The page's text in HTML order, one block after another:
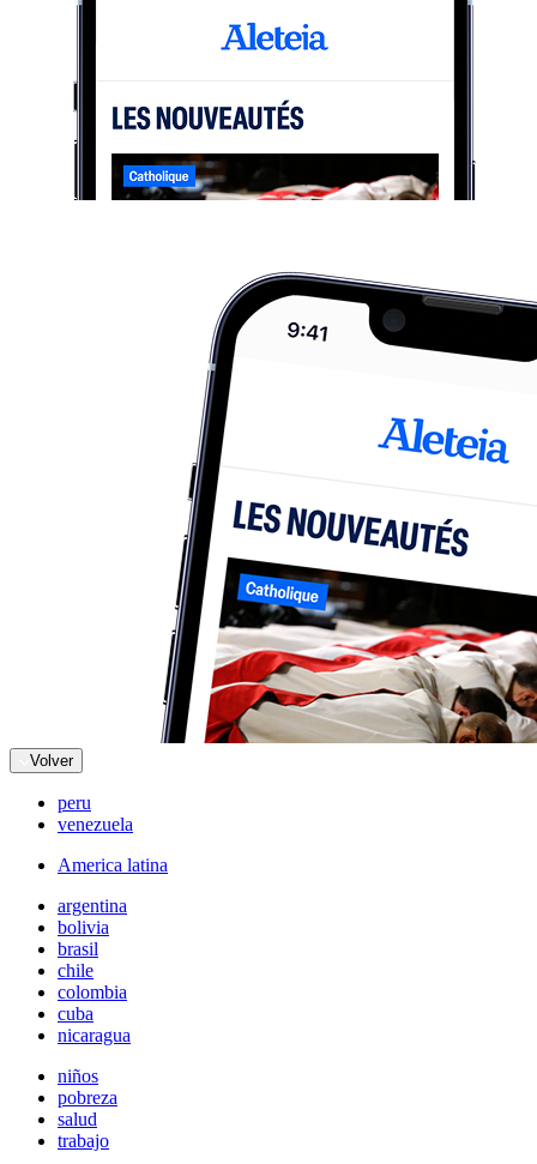
Volver
peru
venezuela
America latina
argentina
bolivia
brasil
chile
colombia
cuba
nicaragua
niños
pobreza
salud
trabajo